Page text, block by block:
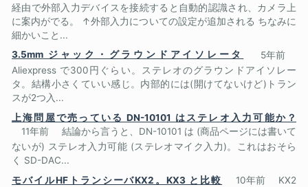
経由で外部入力デバイスを接続すると自動的認識され、カメラ上
に案内がでる。 ↑外部入力についての設定が追加される ちなみに
細かいこと...
3.5mm ジャック・グラウンドアイソレータ
5年前
Aliexpress で300円ぐらい。ステレオのグラウンドアイソレー
タ。結構小さくていい感じ。内部的には(開けてないけど)トラン
スが2つ入...
上海問屋で売っている DN-10101 はステレオ入力可能か？
11年前
結論から言うと、DN-10101 は (商品ページには書いて
ないが) ステレオ入力可能 (ステレオマイク入力)。これはおそら
く SD-DAC...
モバイルHFトランシーバKX2。KX3 と比較
10年前
KX2